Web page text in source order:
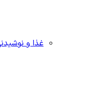
غذا و نوشیدنی